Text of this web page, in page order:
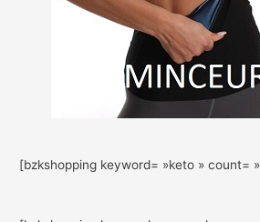
[bzkshopping keyword= »keto » count=